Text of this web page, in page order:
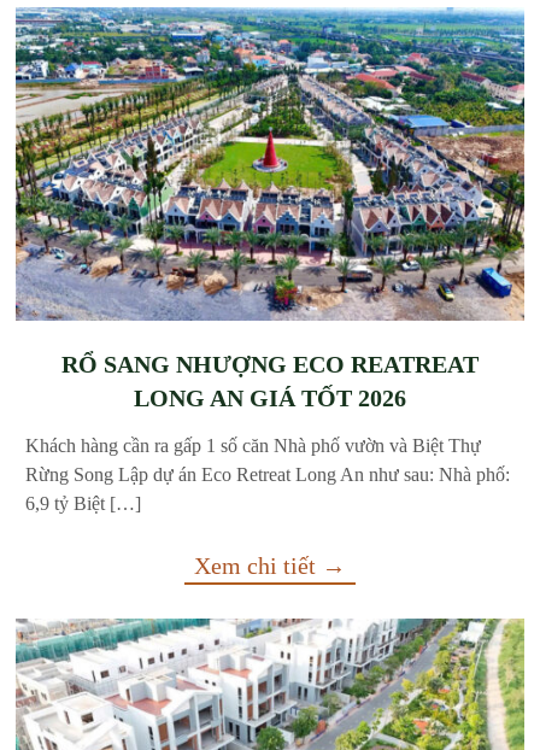
RỔ SANG NHƯỢNG ECO REATREAT
LONG AN GIÁ TỐT 2026
Khách hàng cần ra gấp 1 số căn Nhà phố vườn và Biệt Thự
Rừng Song Lập dự án Eco Retreat Long An như sau: Nhà phố:
6,9 tỷ Biệt […]
Xem chi tiết →